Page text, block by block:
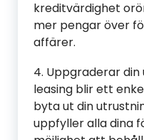
kreditvärdighet
mer pengar över
affärer.
4. Uppgraderar
leasing blir ett
byta ut din
uppfyller alla dina